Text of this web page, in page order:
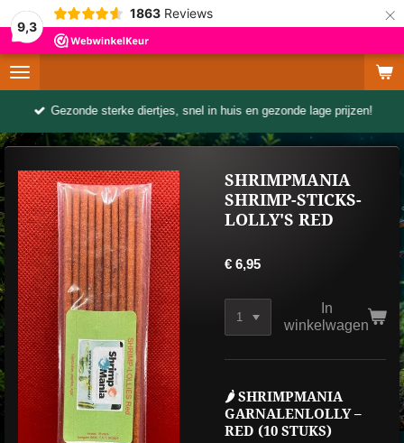
9,3
1863 Reviews ×
Gezonde sterke diertjes, snel in huis en gezonde lage prijzen!
SHRIMPMANIA
SHRIMP-STICKS-
LOLLY'S RED
€ 6,95
In
winkelwagen
🌶️ SHRIMPMANIA
GARNALENLOLLY –
RED (10 STUKS)